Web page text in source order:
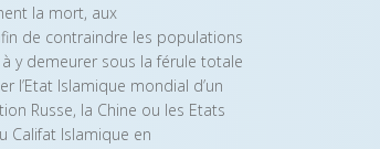
la mort, aux
de contraindre les populations
y demeurer sous la férule totale
l’Etat Islamique mondial d’un
Russe, la Chine ou les Etats
Califat Islamique en